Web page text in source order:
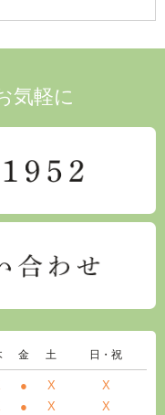
気軽に
金 土 日・祝
● X
X
● X X